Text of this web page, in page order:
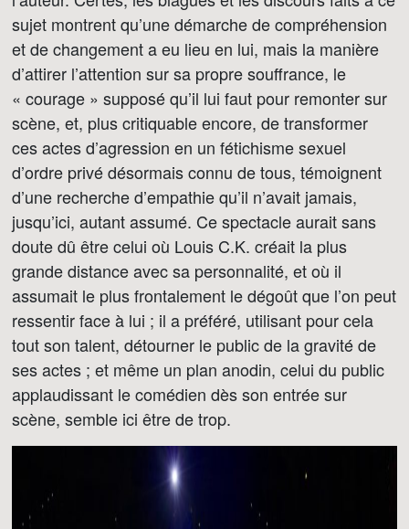
sujet montrent qu’une démarche de compréhension
et de changement a eu lieu en lui, mais la manière
d’attirer l’attention sur sa propre souffrance, le
« courage » supposé qu’il lui faut pour remonter sur
scène, et, plus critiquable encore, de transformer
ces actes d’agression en un fétichisme sexuel
d’ordre privé désormais connu de tous, témoignent
d’une recherche d’empathie qu’il n’avait jamais,
jusqu’ici, autant assumé. Ce spectacle aurait sans
doute dû être celui où Louis C.K. créait la plus
grande distance avec sa personnalité, et où il
assumait le plus frontalement le dégoût que l’on peut
ressentir face à lui ; il a préféré, utilisant pour cela
tout son talent, détourner le public de la gravité de
ses actes ; et même un plan anodin, celui du public
applaudissant le comédien dès son entrée sur
scène, semble ici être de trop.